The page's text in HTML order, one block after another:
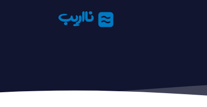
نااریب